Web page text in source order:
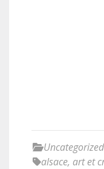
Uncategorized
alsace, art et